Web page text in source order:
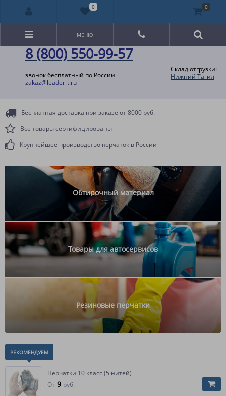
8 (800) 550-99-57
звонок бесплатный по России
zakaz@leader-t.ru
Склад отгрузки:
Нижний Тагил
МЕНЮ
Бесплатная доставка при заказе от 8000 руб.
Все товары сертифицированы
Крупнейшее производство перчаток в России
Обтирочный материал
Товары для автосервисов
Резиновые перчатки
РЕКОМЕНДУЕМ
Перчатки 10 класс (5 нитей)
От 9 руб.
0 0